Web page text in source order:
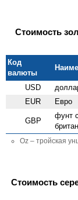
Стоимость
Код
валюты
USD
EUR Евро
GBP
фунт
Oz – тройская
Стоимость